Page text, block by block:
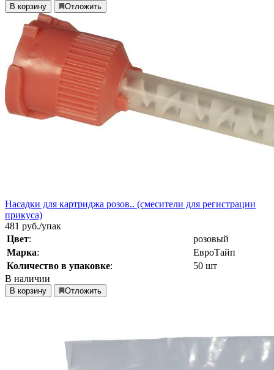
В корзину Отложить
Насадки для картриджа розов.. (смесители для регистрации
прикуса)
481 руб./упак
Цвет:
розовый
Марка:
ЕвроТайп
Количество в упаковке:
50 шт
В наличии
В корзину Отложить